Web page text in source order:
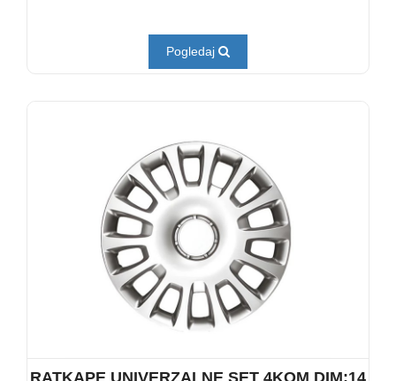
Pogledaj
RATKAPE UNIVERZALNE SET 4KOM DIM:14